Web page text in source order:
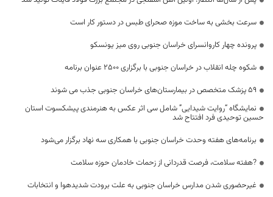
سرعت بخشی به ساخت موزه صحرای طبس در دستور کار است
پرونده چهار کاروانسرای خراسان جنوبی روی میز یونسکو
شکوه چله انقلاب در خراسان جنوبی با برگزاری 2500 عنوان برنامه
۵۹ پزشک متخصص در بیمارستان‌های خراسان جنوبی جذب می شوند
نمایشگاه “روایت شیدایی” شامل سی اثر عکس به هنرمندی پیشکسوت استان
حسین توحیدی فرد افتتاح شد
برنامه‌های هفته وحدت خراسان جنوبی با همکاری سه نهاد برگزار می‌شود
?هفته سلامت، فرصت قدردانی از زحمات خادمان حوزه سلامت
غیرحضوری شدن مدارس خراسان جنوبی به علت برودت شدیدهوا و انتخابات